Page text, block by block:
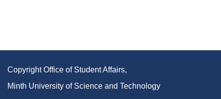
Copyright Office of Student Affairs,
Minth University of Science and Technology